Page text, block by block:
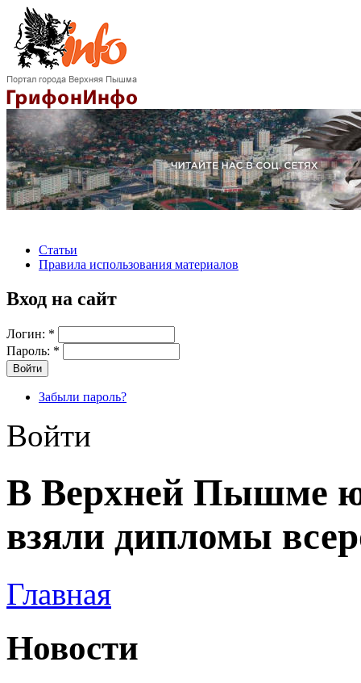
Статьи
Правила использования материалов
Вход на сайт
Логин: *
Пароль: *
Забыли пароль?
Войти
В Верхней Пышме
взяли дипломы
Главная
Новости